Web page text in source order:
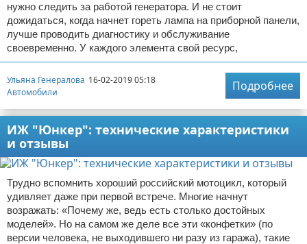
нужно следить за работой генератора. И не стоит
дожидаться, когда начнет гореть лампа на приборной панели,
лучше проводить диагностику и обслуживание
своевременно. У каждого элемента свой ресурс,
Ульяна Генералова 16-02-2019 05:18
Автомобили
Подробнее
ИЖ "Юнкер": технические характеристики
и отзывы
Трудно вспомнить хороший российский мотоцикл, который
удивляет даже при первой встрече. Многие начнут
возражать: «Почему же, ведь есть столько достойных
моделей». Но на самом же деле все эти «конфетки» (по
версии человека, не выходившего ни разу из гаража), такие